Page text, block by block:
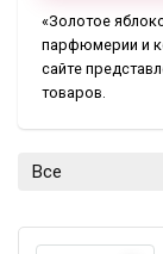
«Золотое
парфюмерии и
сайте
товаров.
Все